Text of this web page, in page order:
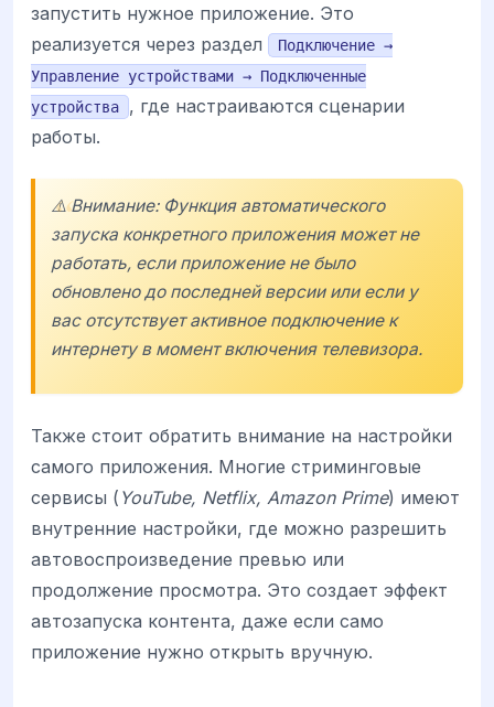
запустить нужное приложение. Это
реализуется через раздел
Подключение →
Управление устройствами → Подключенные
устройства
, где настраиваются сценарии
работы.
⚠️ Внимание: Функция автоматического
запуска конкретного приложения может не
работать, если приложение не было
обновлено до последней версии или если у
вас отсутствует активное подключение к
интернету в момент включения телевизора.
Также стоит обратить внимание на настройки
самого приложения. Многие стриминговые
сервисы ( YouTube, Netflix, Amazon Prime) имеют
внутренние настройки, где можно разрешить
автовоспроизведение превью или
продолжение просмотра. Это создает эффект
автозапуска контента, даже если само
приложение нужно открыть вручную.